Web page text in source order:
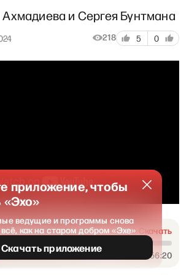
и Сергея Бунтмана
218 5 0
Тамерлан. 03.06.24 Скачать
56:20
приложение, чтобы
«Эхо»
ведущие и программы снова
как на старом добром «Эхе»
Скачать приложение